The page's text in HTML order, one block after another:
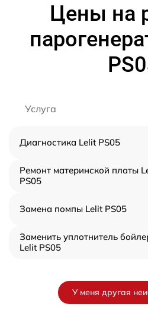
Цены на
Услуга
Диагностика Lelit PS05
Ремонт материнской платы
PS05
Замена помпы Lelit PS05
Заменить уплотнитель
Lelit PS05
У меня другая